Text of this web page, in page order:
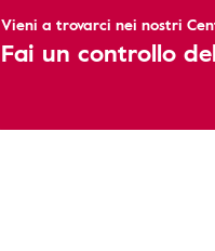
Vieni a trovarci nei nostri
Fai un controllo